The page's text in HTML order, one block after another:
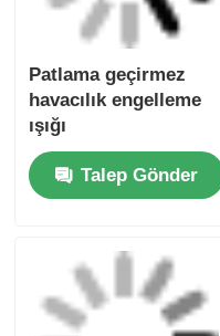
Talep Gönder